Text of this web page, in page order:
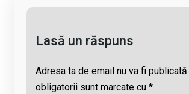
Lasă un răspuns
Adresa ta de email nu va fi publicată.
obligatorii sunt marcate cu *